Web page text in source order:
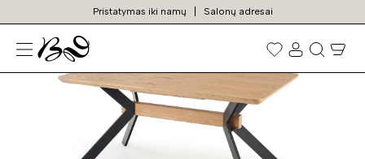
Pristatymas iki namų Salonų adresai
Prekių
paieška
N